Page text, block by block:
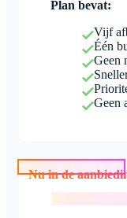
Plan bevat:
Vijf
Één
Geen
Geen
Nu in de aanbieding!